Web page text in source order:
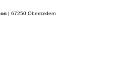
| 67250 Oberrœdern